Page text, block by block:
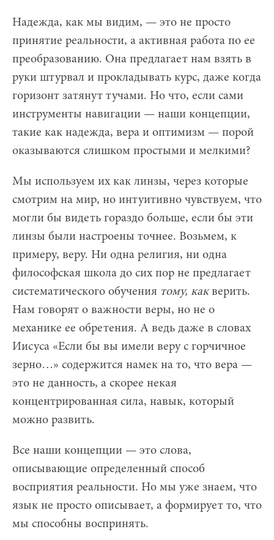
Надежда, как мы видим, — это не просто
принятие реальности, а активная работа по ее
преобразованию. Она предлагает нам взять в
руки штурвал и прокладывать курс, даже когда
горизонт затянут тучами. Но что, если сами
инструменты навигации — наши концепции,
такие как надежда, вера и оптимизм — порой
оказываются слишком простыми и мелкими?
Мы используем их как линзы, через которые
смотрим на мир, но интуитивно чувствуем, что
могли бы видеть гораздо больше, если бы эти
линзы были настроены точнее. Возьмем, к
примеру, веру. Ни одна религия, ни одна
философская школа до сих пор не предлагает
систематического обучения тому, какверить.
Нам говорят о важности веры, но не о
механике ее обретения. А ведь даже в словах
Иисуса «Если бы вы имели веру с горчичное
зерно…» содержится намек на то, что вера —
это не данность, а скорее некая
концентрированная сила, навык, который
можно развить.
Все наши концепции — это слова,
описывающие определенный способ
восприятия реальности. Но мы уже знаем, что
язык не просто описывает, а формирует то, что
мы способны воспринять.